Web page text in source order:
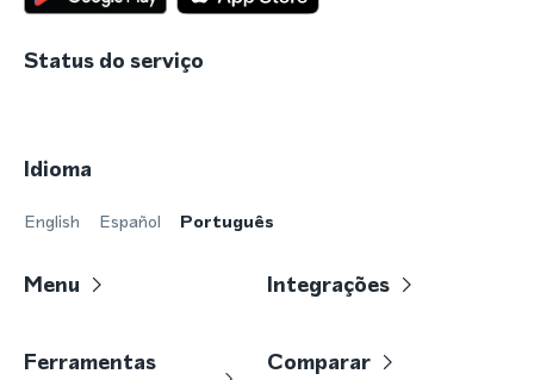
Status do serviço
Idioma
English Español Português
Menu Integrações
Ferramentas Comparar